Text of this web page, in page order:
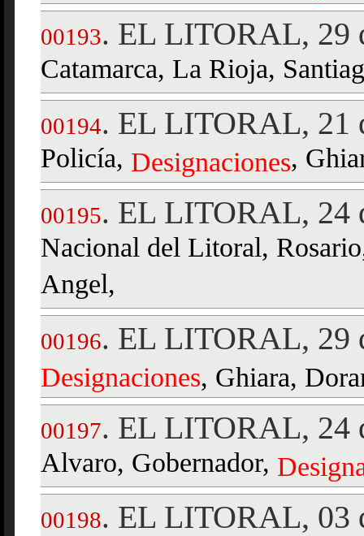
00193. EL LITORAL, 29
Catamarca, La Rioja,
00194. EL LITORAL, 21
Policía, Designaciones,
00195. EL LITORAL, 24
Nacional del Litoral,
Angel,
00196. EL LITORAL, 29
Designaciones, Ghiara,
00197. EL LITORAL, 24
Alvaro, Gobernador,
00198. EL LITORAL, 03